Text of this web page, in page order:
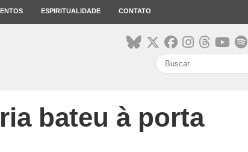
ESPIRITUALIDADE CONTATO
bateu à porta